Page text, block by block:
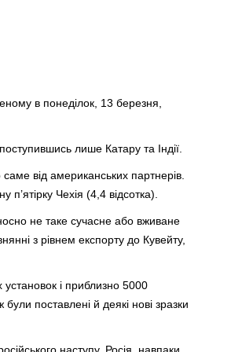
в понеділок, 13 березня,
лише Катару та Індії.
від американських партнерів.
Чехія (4,4 відсотка).
не таке сучасне або вживане
з рівнем експорту до Кувейту,
і приблизно 5000
поставлені й деякі нові зразки
наступу. Росія, навпаки,